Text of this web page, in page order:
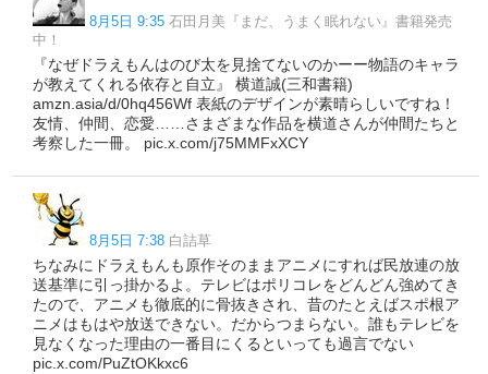
8月5日 9:35 石田月美『まだ、うまく眠れない』書籍発売
中！
『なぜドラえもんはのび太を見捨てないのかーー物語のキャラ
が教えてくれる依存と自立』 横道誠(三和書籍)
amzn.asia/d/0hq456Wf 表紙のデザインが素晴らしいですね！
友情、仲間、恋愛……さまざまな作品を横道さんが仲間たちと
考察した一冊。 pic.x.com/j75MMFxXCY
8月5日 7:38 白詰草
ちなみにドラえもんも原作そのままアニメにすれば民放連の放
送基準に引っ掛かるよ。テレビはポリコレをどんどん強めてき
たので、アニメも徹底的に骨抜きされ、昔のたとえばスポ根ア
ニメはもはや放送できない。だからつまらない。誰もテレビを
見なくなった理由の一番目にくるといっても過言でない
pic.x.com/PuZtOKkxc6